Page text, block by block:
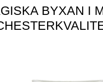
BYXAN I